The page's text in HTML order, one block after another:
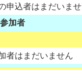
申込者はまだいま
加者
者はまだいません